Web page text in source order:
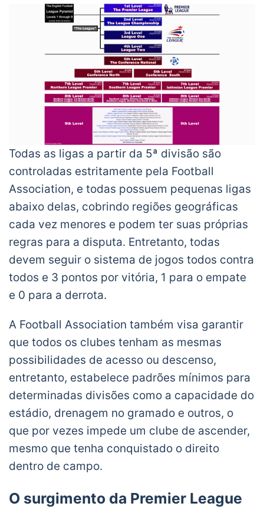
Todas as ligas a partir da 5ª divisão são
controladas estritamente pela Football
Association, e todas possuem pequenas ligas
abaixo delas, cobrindo regiões geográficas
cada vez menores e podem ter suas próprias
regras para a disputa. Entretanto, todas
devem seguir o sistema de jogos todos contra
todos e 3 pontos por vitória, 1 para o empate
e 0 para a derrota.
A Football Association também visa garantir
que todos os clubes tenham as mesmas
possibilidades de acesso ou descenso,
entretanto, estabelece padrões mínimos para
determinadas divisões como a capacidade do
estádio, drenagem no gramado e outros, o
que por vezes impede um clube de ascender,
mesmo que tenha conquistado o direito
dentro de campo.
O surgimento da Premier League